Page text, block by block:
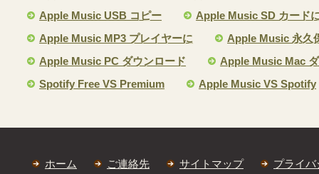
Apple Music USB コピー
Apple Music SD カード
Apple Music MP3 プレイヤーに
Apple Music 永久
Apple Music PC ダウンロード
Apple Music Mac
Spotify Free VS Premium
Apple Music VS Spotify
ホーム ご連絡先 サイトマップ プライ